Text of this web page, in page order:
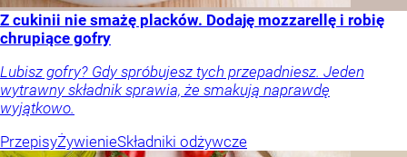
Z cukinii nie smażę placków. Dodaję mozzarellę i robię
chrupiące gofry
Lubisz gofry? Gdy spróbujesz tych przepadniesz. Jeden
wytrawny składnik sprawia, że smakują naprawdę
wyjątkowo.
PrzepisyŻywienieSkładniki odżywcze